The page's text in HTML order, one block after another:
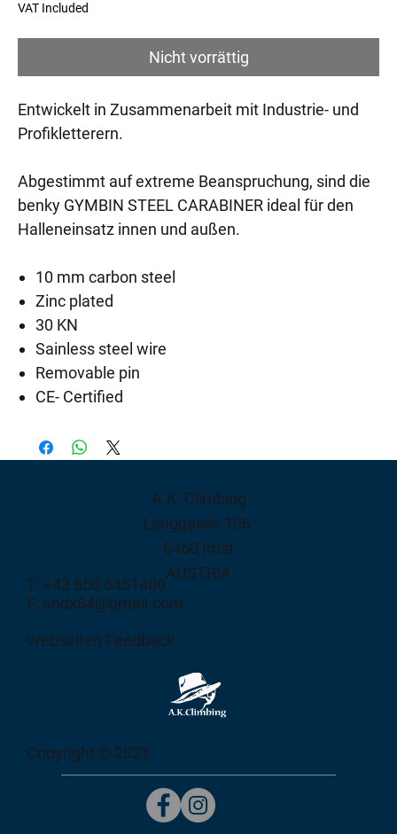
VAT Included
Nicht vorrättig
Entwickelt in Zusammenarbeit mit Industrie- und
Profikletterern.
Abgestimmt auf extreme Beanspruchung, sind die
benky GYMBIN STEEL CARABINER ideal für den
Halleneinsatz innen und außen.
10 mm carbon steel
Zinc plated
30 KN
Sainless steel wire
Removable pin
CE- Certified
A.K. Climbing
Langgasse 106
6460 Imst
AUSTRIA
T: +43 650 6451400
E: andx84@gmail.com
Webseiten Feedback
Copyright © 2021